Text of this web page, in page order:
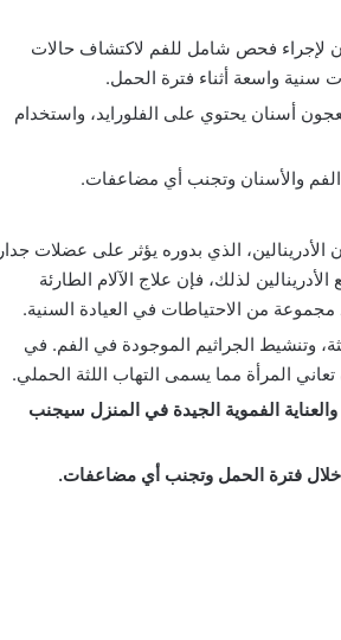
لإجراء فحص شامل للفم لاكتشاف حالات
سنية واسعة أثناء فترة الحمل.
أسنان يحتوي على الفلورايد، واستخدام
والأسنان وتجنب أي مضاعفات.
الذي بدوره يؤثر على عضلات جدار
لذلك، فإن علاج الآلام الطارئة
من الاحتياطات في العيادة السنية.
وتنشيط الجراثيم الموجودة في الفم. في
المرأة مما يسمى التهاب اللثة الحملي.
الفموية الجيدة في المنزل سيجنب
خلال فترة الحمل وتجنب أي مضاعفات.